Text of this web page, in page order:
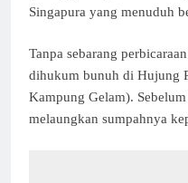
Singapura yang menuduh
Tanpa sebarang
dihukum bunuh di Hujung
Kampung Gelam).
melaungkan sumpahnya